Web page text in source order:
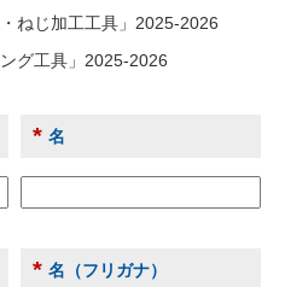
ねじ加工工具」2025-2026
グ工具」2025-2026
* 名
* 名（フリガナ）